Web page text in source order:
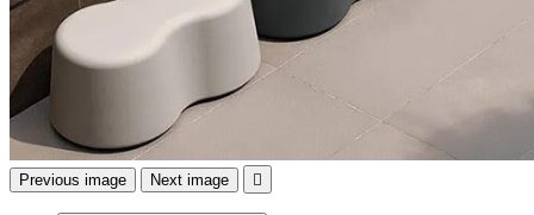
Previous image Next image 